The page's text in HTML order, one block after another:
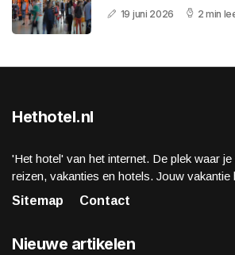
19 juni 2026 2 min
Hethotel.nl
'Het hotel' van het internet. De plek waar
reizen, vakanties en hotels. Jouw vakantie
Sitemap
Contact
Nieuwe artikelen